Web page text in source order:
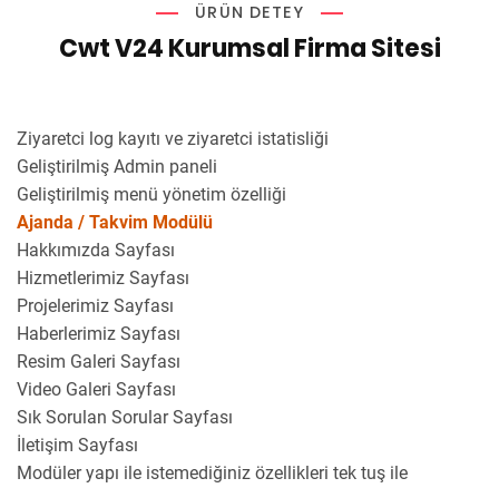
ÜRÜN DETEY
Cwt V24 Kurumsal Firma Sitesi
Ziyaretci log kayıtı ve ziyaretci istatisliği
Geliştirilmiş Admin paneli
Geliştirilmiş menü yönetim özelliği
Ajanda / Takvim Modülü
Hakkımızda Sayfası
Hizmetlerimiz Sayfası
Projelerimiz Sayfası
Haberlerimiz Sayfası
Resim Galeri Sayfası
Video Galeri Sayfası
Sık Sorulan Sorular Sayfası
İletişim Sayfası
Modüler yapı ile istemediğiniz özellikleri tek tuş ile